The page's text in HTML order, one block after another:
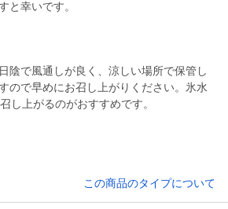
陰で風通しが良く、涼しい場所で保管し
ので早めにお召し上がりください。氷水
し上がるのがおすすめです。
この商品のタイプについて